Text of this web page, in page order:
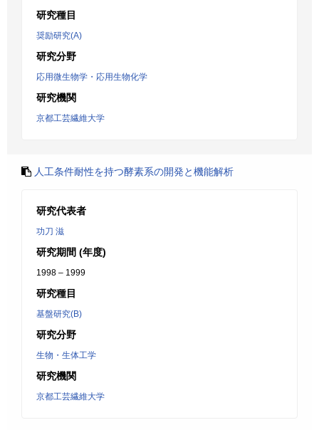
研究種目
奨励研究(A)
研究分野
応用微生物学・応用生物化学
研究機関
京都工芸繊維大学
人工条件耐性を持つ酵素系の開発と機能解析
研究代表者
功刀 滋
研究期間 (年度)
1998 – 1999
研究種目
基盤研究(B)
研究分野
生物・生体工学
研究機関
京都工芸繊維大学